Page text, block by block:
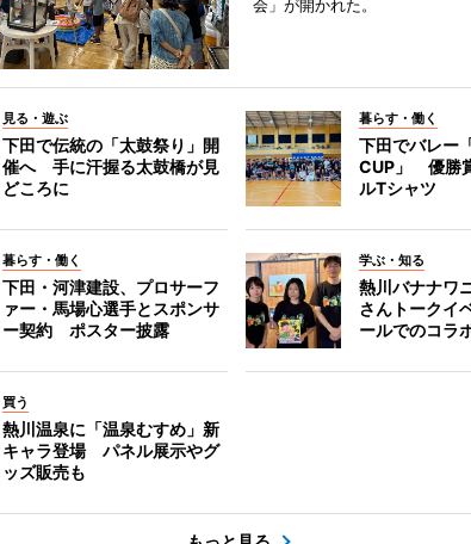
会」が開かれた。
見る・遊ぶ
下田で伝統の「太鼓祭り」開
催へ 手に汗握る太鼓橋が見
どころに
暮らす・働く
下田でバレー
CUP」 優勝
ルTシャツ
暮らす・働く
下田・河津建設、プロサーフ
ァー・馬場心選手とスポンサ
ー契約 ポスター披露
学ぶ・知る
熱川バナナワ
さんトーク
ールでのコラ
買う
熱川温泉に「温泉むすめ」新
キャラ登場 パネル展示やグ
ッズ販売も